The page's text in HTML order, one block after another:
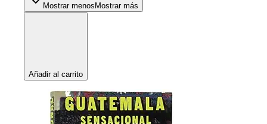
Mostrar menosMostrar más
Añadir al carrito